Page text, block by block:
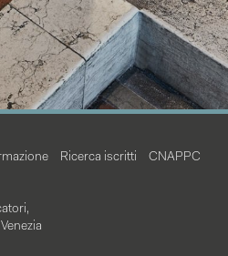
Ricerca iscritti
CNAPPC